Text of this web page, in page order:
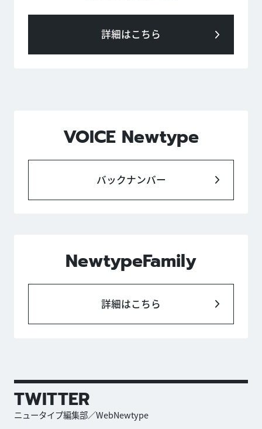
詳細はこちら
VOICE Newtype
バックナンバー
NewtypeFamily
詳細はこちら
TWITTER
ニュータイプ編集部／WebNewtype